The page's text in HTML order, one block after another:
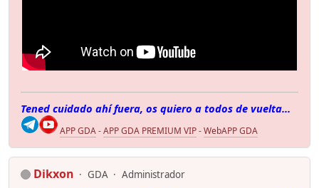
Tened cuidado ahí fuera, os quiero a todos de vuelta...
APP GDA-APP GDA PREMIUM VIP-WebAPP GDA
Dikxon GDA
Administrador